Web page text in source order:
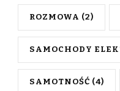
ROZMOWA (2)
SAMOCHODY
SAMOTNOŚĆ (4)